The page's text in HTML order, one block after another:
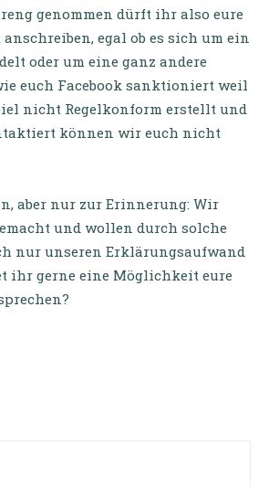
genommen dürft ihr also eure
egal ob es sich um ein
oder um eine ganz andere
euch Facebook sanktioniert weil
nicht Regelkonform erstellt und
können wir euch nicht
aber nur zur Erinnerung: Wir
und wollen durch solche
nur unseren Erklärungsaufwand
ihr gerne eine Möglichkeit eure